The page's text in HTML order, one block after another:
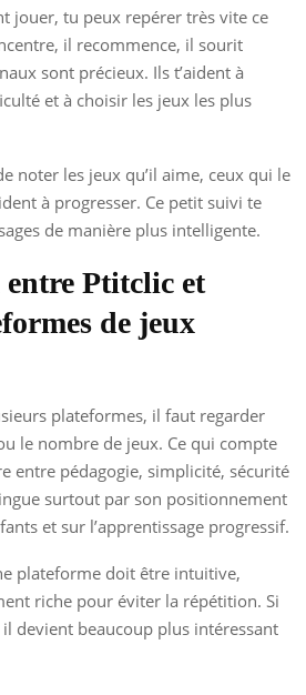
jouer, tu peux repérer très vite ce
il recommence, il sourit
sont précieux. Ils t’aident à
et à choisir les jeux les plus
noter les jeux qu’il aime, ceux qui le
à progresser. Ce petit suivi te
de manière plus intelligente.
Ptitclic et
de jeux
plateformes, il faut regarder
le nombre de jeux. Ce qui compte
entre pédagogie, simplicité, sécurité
surtout par son positionnement
et sur l’apprentissage progressif.
plateforme doit être intuitive,
riche pour éviter la répétition. Si
il devient beaucoup plus intéressant